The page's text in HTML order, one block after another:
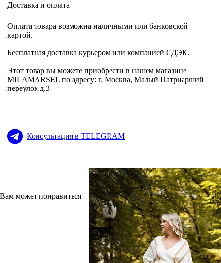
Доставка и оплата
Оплата товара возможна наличными или банковской
картой.
Бесплатная доставка курьером или компанией СДЭК.
Этот товар вы можете приобрести в нашем магазине
MILAMARSEL по адресу: г. Москва, Малый Патриарший
переулок д.3
Консультация в TELEGRAM
Вам может понравиться